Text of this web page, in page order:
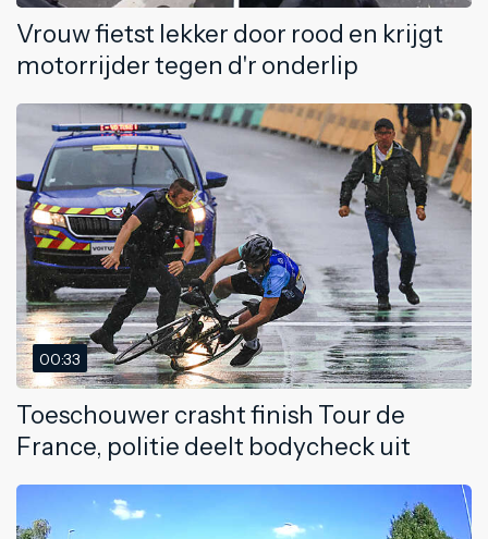
Vrouw fietst lekker door rood en krijgt
motorrijder tegen d'r onderlip
00:33
Toeschouwer crasht finish Tour de
France, politie deelt bodycheck uit